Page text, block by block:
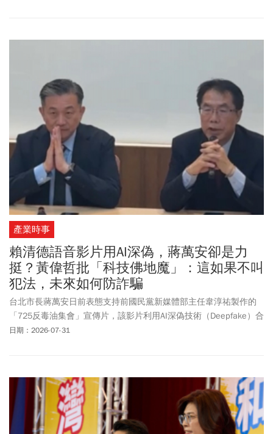
產業時事
賴清德語音影片用AI深偽，蔣萬安卻是力
挺？黃偉哲批「科技佛地魔」：這如果不叫
犯法，未來如何防詐騙
台北市長蔣萬安日前表態支持前國民黨新媒體部主任韋淳祐製作的
「725反毒油集會」宣傳片，該影片利用AI深偽技術（Deepfake）合
成總統賴清德聲音，引發法律和輿論爭議。台南市長黃偉哲週五
殷瑋回應，黃偉哲拿出4段錄音說有3段是AI深偽，是公然承認深
偽，開完記者會後檢警調也要查他了。（18:45更新律師意見）對於
黃偉哲公布蔣萬安深偽音檔，殷瑋認為檢調也應該要查。律師黃帝
穎則認為，既然當事人蔣萬安主張深偽經註明即合法，可推知蔣萬
日期：2026-07-31